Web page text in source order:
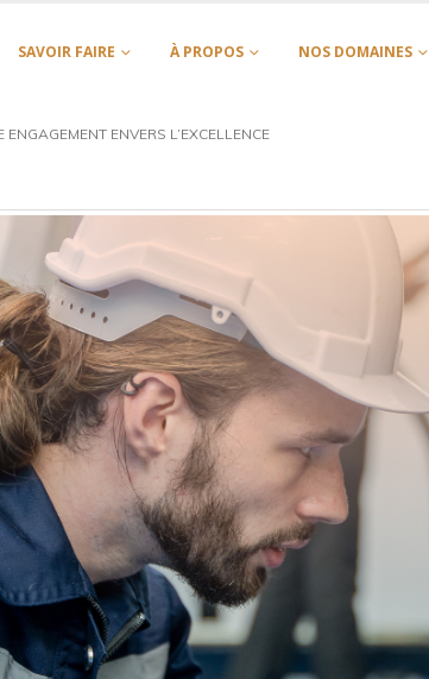
SAVOIR FAIRE À PROPOS NOS DOMAINES
ENVERS L’EXCELLENCE